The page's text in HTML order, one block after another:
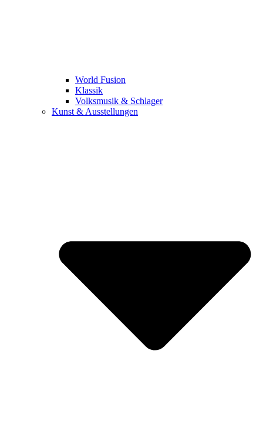
World Fusion
Klassik
Volksmusik & Schlager
Kunst & Ausstellungen